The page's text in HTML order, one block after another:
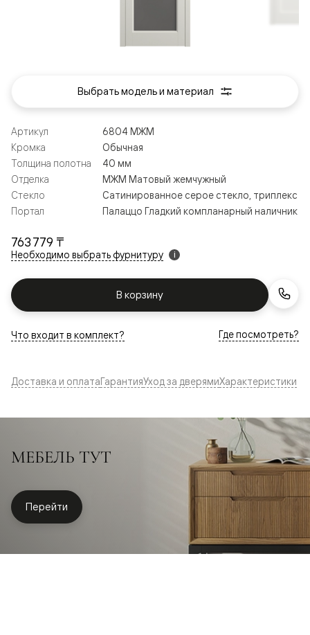
763 779 ₸
Необходимо выбрать фурнитуру i
В корзину
Артикул
6804 МЖМ
Кромка
Обычная
Толщина полотна
40 мм
Отделка
МЖМ Матовый жемчужный
Стекло
Сатинированное серое стекло, триплекс
Портал
Палаццо Гладкий компланарный наличник
Что входит в комплект? Где посмотреть?
Выбрать модель и материал
Доставка и оплатаГарантияУход за дверямиХарактеристики
МЕБЕЛЬ ТУТ
Перейти